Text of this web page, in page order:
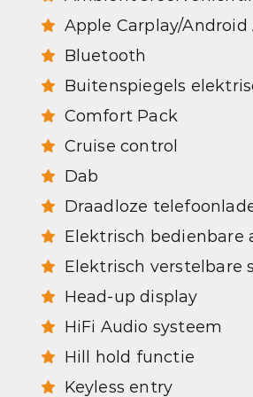
Apple Carplay/Android
Bluetooth
Buitenspiegels
Comfort Pack
Cruise control
Dab
Draadloze
Elektrisch bedienbare
Elektrisch verstelbare
Head-up display
HiFi Audio systeem
Hill hold functie
Keyless entry